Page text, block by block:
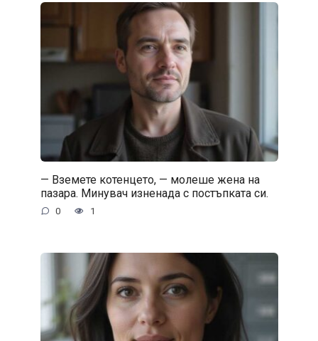
— Вземете котенцето, — молеше жена на
пазара. Минувач изненада с постъпката си.
0 1